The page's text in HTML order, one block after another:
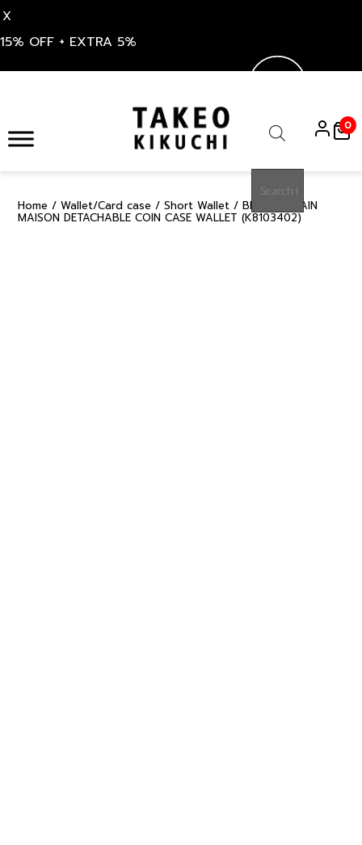
X
15% OFF + EXTRA 5%
content
search
0
Home / Wallet/Card case / Short Wallet / BROWN GRAIN
MAISON DETACHABLE COIN CASE WALLET (K8103402)